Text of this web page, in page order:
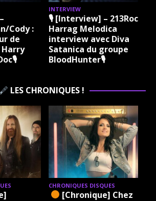
Cody :
de
Harry
INTERVIEW
🎙 [Interview] – 213Rock
Harrag Melodica
interview avec Diva
Satanica du groupe
BloodHunter🎙
LES CHRONIQUES !
CHRONIQUES DISQUES
[Chronique] Chez